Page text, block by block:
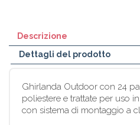
Descrizione
Dettagli del prodotto
Ghirlanda Outdoor con 24
poliestere e trattate per uso
con sistema di montaggio a